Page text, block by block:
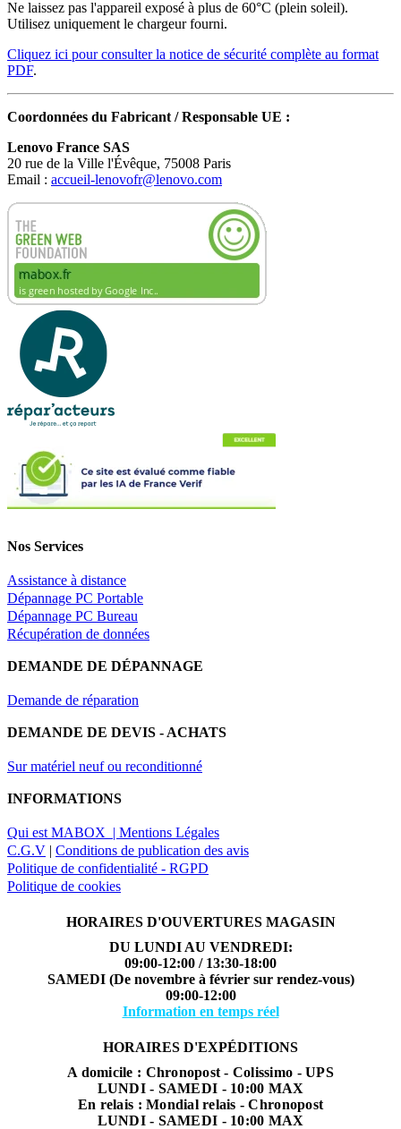
Ne laissez pas l'appareil exposé à plus de 60°C (plein soleil).
Utilisez uniquement le chargeur fourni.
Cliquez ici pour consulter la notice de sécurité complète au format
PDF.
Coordonnées du Fabricant / Responsable UE :
Lenovo France SAS
20 rue de la Ville l'Évêque, 75008 Paris
Email : accueil-lenovofr@lenovo.com
Nos Services
Assistance à distance
Dépannage PC Portable
Dépannage PC Bureau
Récupération de données
DEMANDE DE DÉPANNAGE
Demande de réparation
DEMANDE DE DEVIS - ACHATS
Sur matériel neuf ou reconditionné
INFORMATIONS
Qui est MABOX | Mentions Légales
C.G.V | Conditions de publication des avis
Politique de confidentialité - RGPD
Politique de cookies
HORAIRES D'OUVERTURES MAGASIN
DU LUNDI AU VENDREDI:
09:00-12:00 / 13:30-18:00
SAMEDI (De novembre à février sur rendez-vous)
09:00-12:00
Information en temps réel
HORAIRES D'EXPÉDITIONS
A domicile : Chronopost - Colissimo - UPS
LUNDI - SAMEDI - 10:00 MAX
En relais : Mondial relais - Chronopost
LUNDI - SAMEDI - 10:00 MAX